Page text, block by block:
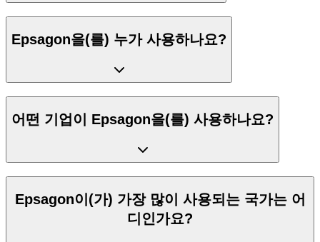
Epsagon을(를) 누가 사용하나요?
어떤 기업이 Epsagon을(를) 사용하나요?
Epsagon이(가) 가장 많이 사용되는 국가는 어
디인가요?